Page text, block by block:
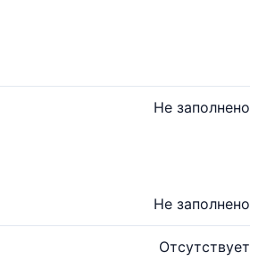
Не заполнено
Не заполнено
Отсутствует